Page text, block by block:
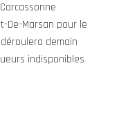
De-Marsan pour le
demain
indisponibles